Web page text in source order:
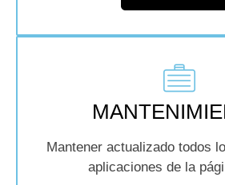
Mantener actualizado todos
aplicaciones de la